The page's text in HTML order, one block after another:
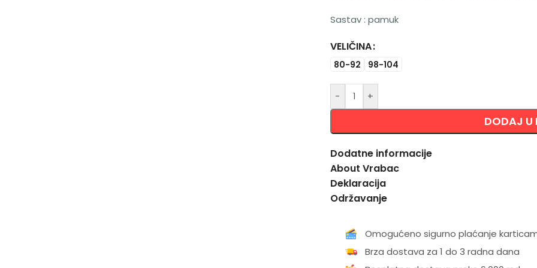
Sastav : pamuk
VELIČINA
80-92 98-104
- +
DODAJ U
Alternative:
Dodatne informacije
About Vrabac
Deklaracija
Održavanje
Omogućeno sigurno plaćanje
Brza dostava za 1 do 3 radna dana